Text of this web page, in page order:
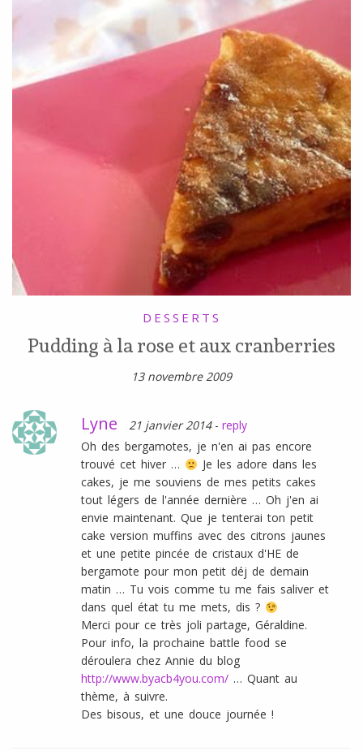
DESSERTS
Pudding à la rose et aux cranberries
13 novembre 2009
Lyne 21 janvier 2014 - reply
Oh des bergamotes, je n'en ai pas encore
trouvé cet hiver …
Je les adore dans les
cakes, je me souviens de mes petits cakes
tout légers de l'année dernière … Oh j'en ai
envie maintenant. Que je tenterai ton petit
cake version muffins avec des citrons jaunes
et une petite pincée de cristaux d'HE de
bergamote pour mon petit déj de demain
matin … Tu vois comme tu me fais saliver et
dans quel état tu me mets, dis ?
Merci pour ce très joli partage, Géraldine.
Pour info, la prochaine battle food se
déroulera chez Annie du blog
http://www.byacb4you.com/… Quant au
thème, à suivre.
Des bisous, et une douce journée !